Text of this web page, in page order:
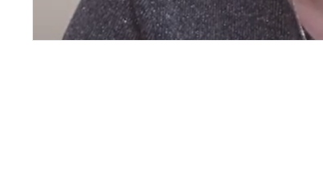
Відділ
Донецької